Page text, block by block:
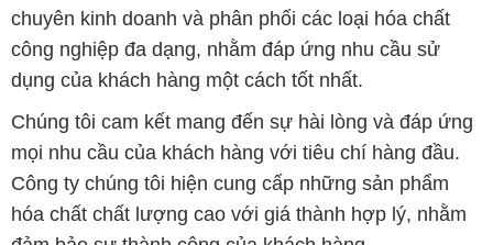
mọi nhu cầu của khách hàng với tiêu chí hàng đầu.
Công ty chúng tôi hiện cung cấp những sản phẩm
hóa chất chất lượng cao với giá thành hợp lý, nhằm
đảm bảo sự thành công của khách hàng.
Uy tín là một trong những nguyên tắc quan trọng
trong hoạt động kinh doanh của chúng tôi. Chúng tôi
luôn ý thức rằng những sản phẩm mà chúng tôi cung